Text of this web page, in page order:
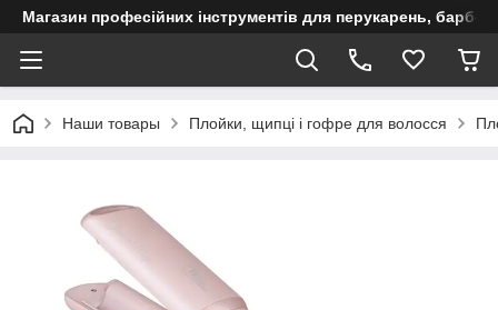
Магазин професійних інструментів для перукарень,
Наши товары Плойки, щипці і гофре для волосся